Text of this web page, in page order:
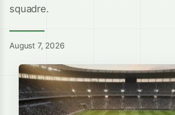
squadre.
August 7, 2026